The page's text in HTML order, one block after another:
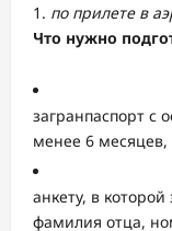
1. по прилете в
Что нужно
загранпаспорт с
менее 6 месяцев,
анкету, в
фамилия отца,